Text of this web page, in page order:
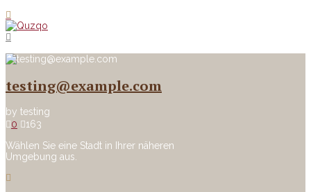
testing@example.com
by testing
0
163
Wählen Sie eine Stadt in Ihrer näheren
Umgebung aus.